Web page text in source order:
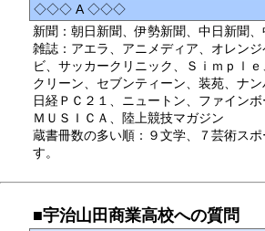
◇◇◇ A ◇◇◇
新聞：朝日新聞、伊勢新聞、中日新聞
雑誌：アエラ、アニメディア、オレン
ビ、サッカークリニック、Ｓｉｍｐｌ
クリーン、セブンティーン、装苑、ナン
日経ＰＣ２１、ニュートン、ファインボ
ＭＵＳＩＣＡ、陸上競技マガジン
蔵書冊数の多い順：９文学、７芸術ス
す。
■宇治山田商業高校への質問